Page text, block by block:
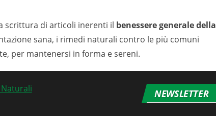
scrittura di articoli inerenti il benessere generale della
sana, i rimedi naturali contro le più comuni
per mantenersi in forma e sereni.
NEWSLETTER